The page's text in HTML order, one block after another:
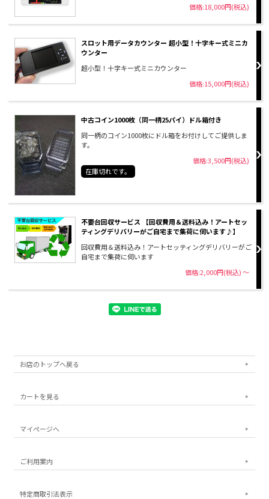
価格:18,000円(税込)
スロット用データカウンター 超小型！十字キー式ミニカ
ウンター
超小型！十字キー式ミニカウンター
価格:15,000円(税込)
中古コイン1000枚（同一柄25パイ）ドル箱付き
同一柄のコイン1000枚にドル箱をお付けしてご提供しま
す。
価格:3,500円(税込)
在庫切れです。
不要台回収サービス 【回収費用＆送料込み！アートセッ
ティングデリバリーがご自宅まで集荷に伺います♪】
回収費用＆送料込み！アートセッティングデリバリーがご
自宅まで集荷に伺います
価格:2,000円(税込)～
お店のトップへ戻る
カートを見る
マイページへ
ご利用案内
特定商取引法表示